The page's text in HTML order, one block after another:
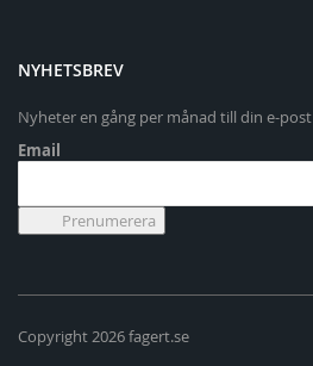
NYHETSBREV
Nyheter en gång per månad till din e-post
Email
Copyright 2026 fagert.se